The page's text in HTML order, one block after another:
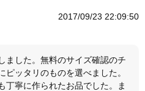
2017/09/23 22:09:50
ました。無料のサイズ確認のチ
ピッタリのものを選べました。
丁寧に作られたお品でした。ま